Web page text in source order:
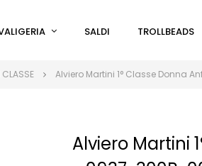
SALDI TROLLBEADS
CLASSE Alviero Martini 1° Classe Donna
Alviero Martini